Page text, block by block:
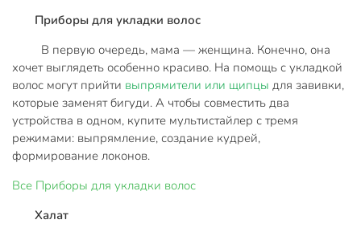
Приборы для укладки волос
В первую очередь, мама — женщина. Конечно, она
хочет выглядеть особенно красиво. На помощь с укладкой
волос могут прийти выпрямители или щипцы для завивки,
которые заменят бигуди. А чтобы совместить два
устройства в одном, купите мультистайлер с тремя
режимами: выпрямление, создание кудрей,
формирование локонов.
Все Приборы для укладки волос
Халат